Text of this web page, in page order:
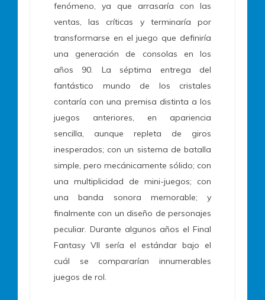
fenómeno, ya que arrasaría con las
ventas, las críticas y terminaría por
transformarse en el juego que definiría
una generación de consolas en los
años 90. La séptima entrega del
fantástico mundo de los cristales
contaría con una premisa distinta a los
juegos anteriores, en apariencia
sencilla, aunque repleta de giros
inesperados; con un sistema de batalla
simple, pero mecánicamente sólido; con
una multiplicidad de mini-juegos; con
una banda sonora memorable; y
finalmente con un diseño de personajes
peculiar. Durante algunos años el Final
Fantasy VII sería el estándar bajo el
cuál se compararían innumerables
juegos de rol.